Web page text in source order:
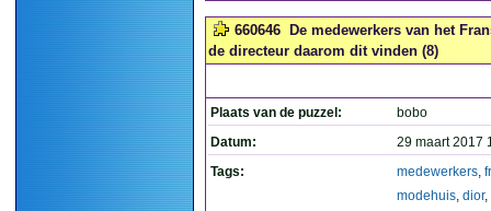
660646
De medewerkers van het
de directeur daarom dit vinden (8)
Plaats van de puzzel:
bobo
Datum:
29 maart 2017
Tags:
medewerkers,
modehuis, dior,